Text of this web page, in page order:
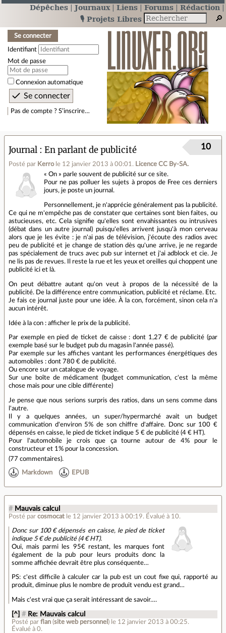
Dépêches Journaux Liens Forums
Rédaction
🎙️ Projets Libres
Se connecter
Identifiant
Mot de passe
Connexion automatique
Pas de compte ? S’inscrire…
Journal En parlant de publicité
Posté par Kerro le 12 janvier 2013 à 00:01 . Licence CC By‑SA.
10
« On » parle souvent de publicité sur ce site.
Pour ne pas polluer les sujets à propos de Free ces derniers
jours, je poste un journal.
Personnellement, je n'apprécie généralement pas la publicité.
Ce qui ne m'empêche pas de constater que certaines sont bien faites, ou
astucieuses, etc. Cela signifie qu'elles sont envahissantes ou intrusives
(débat dans un autre journal) puisqu'elles arrivent jusqu'à mon cerveau
alors que je les évite : je n'ai pas de télévision, j'écoute des radios avec
peu de publicité et je change de station dès qu'une arrive, je ne regarde
pas spécialement de trucs avec pub sur internet et j'ai adblock et cie. Je
ne lis pas de revues. Il reste la rue et les yeux et oreilles qui choppent une
publicité ici et là.
On peut débattre autant qu'on veut à propos de la nécessité de la
publicité. De la différence entre communication, publicité et réclame. Etc.
Je fais ce journal juste pour une idée. À la con, forcément, sinon cela n'a
aucun intérêt.
Idée à la con : afficher le prix de la publicité.
Par exemple en pied de ticket de caisse : dont 1,27 € de publicité (par
exemple basé sur le budget pub du magasin l'année passé).
Par exemple sur les affiches vantant les performances énergétiques des
automobiles : dont 780 € de publicité.
Ou encore sur un catalogue de voyage.
Sur une boîte de médicament (budget communication, c'est la même
chose mais pour une cible différente)
Je pense que nous serions surpris des ratios, dans un sens comme dans
l'autre.
Il y a quelques années, un super/hypermarché avait un budget
communication d'environ 5% de son chiffre d'affaire. Donc sur 100 €
dépensés en caisse, le pied de ticket indique 5 € de publicité (4 € HT).
Pour l'automobile je crois que ça tourne autour de 4% pour le
constructeur et 1% pour la concession.
(77 commentaires).
Markdown EPUB
# Mauvais calcul
Posté par cosmocat le 12 janvier 2013 à 00:19. Évalué à 10.
Donc sur 100 € dépensés en caisse, le pied de ticket
indique 5 € de publicité (4 € HT).
Oui, mais parmi les 95€ restant, les marques font
également de la pub pour leurs produits donc la
somme affichée devrait être plus conséquente…
PS: c'est difficile à calculer car la pub est un cout fixe qui, rapporté au
produit, diminue plus le nombre de produit vendu est grand…
Mais c'est vrai que ça serait intéressant de savoir….
[^] # Re: Mauvais calcul
Posté parflan (site web personnel ) le 12 janvier 2013 à 00:25.
Évalué à0.